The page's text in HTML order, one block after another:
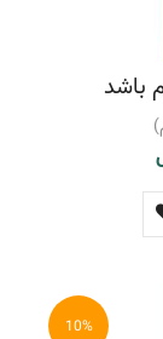
باشد
10%